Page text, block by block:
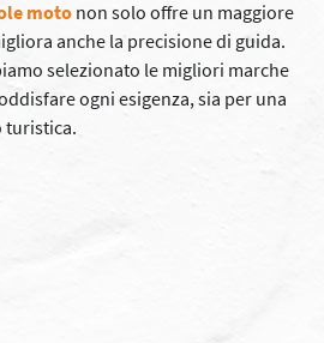
motonon solo offre un maggiore
anche la precisione di guida.
selezionato le migliori marche
ogni esigenza, sia per una
turistica.